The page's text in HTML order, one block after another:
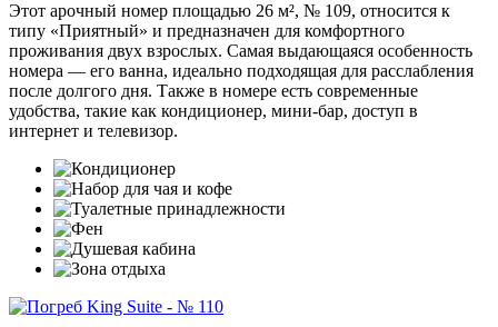
Этот арочный номер площадью 26 м², № 109, относится к
типу «Приятный» и предназначен для комфортного
проживания двух взрослых. Самая выдающаяся особенность
номера — его ванна, идеально подходящая для расслабления
после долгого дня. Также в номере есть современные
удобства, такие как кондиционер, мини-бар, доступ в
интернет и телевизор.